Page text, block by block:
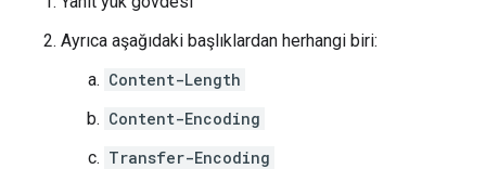
Ayrıca aşağıdaki başlıklardan herhangi biri:
Content-Length
Content-Encoding
Transfer-Encoding